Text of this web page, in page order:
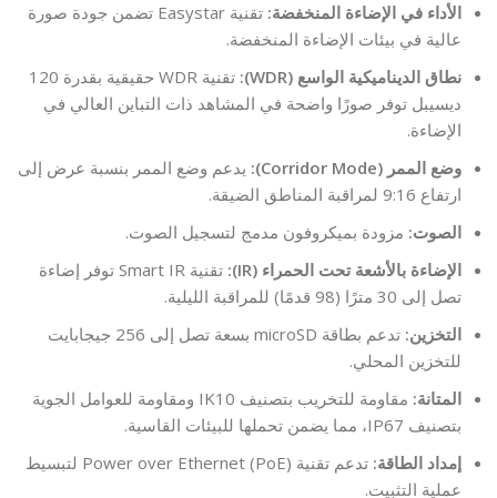
الأداء في الإضاءة المنخفضة:
تقنية Easystar تضمن جودة صورة
عالية في بيئات الإضاءة المنخفضة.
نطاق الديناميكية الواسع (WDR):
تقنية WDR حقيقية بقدرة 120
ديسيبل توفر صورًا واضحة في المشاهد ذات التباين العالي في
الإضاءة.
وضع الممر (Corridor Mode):
يدعم وضع الممر بنسبة عرض إلى
ارتفاع 9:16 لمراقبة المناطق الضيقة.
الصوت: مزودة بميكروفون مدمج لتسجيل الصوت.
الإضاءة بالأشعة تحت الحمراء (IR):
تقنية Smart IR توفر إضاءة
تصل إلى 30 مترًا (98 قدمًا) للمراقبة الليلية.
التخزين:
تدعم بطاقة microSD بسعة تصل إلى 256 جيجابايت
للتخزين المحلي.
المتانة:
مقاومة للتخريب بتصنيف IK10 ومقاومة للعوامل الجوية
بتصنيف IP67، مما يضمن تحملها للبيئات القاسية.
إمداد الطاقة:
تدعم تقنية Power over Ethernet (PoE) لتبسيط
عملية التثبيت.